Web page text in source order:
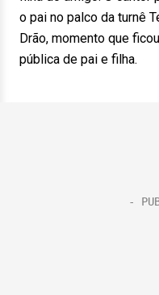
o pai no palco da turnê
Drão, momento que
pública de pai e filha.